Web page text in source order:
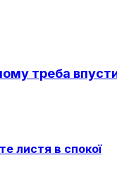
треба
листя в спокої